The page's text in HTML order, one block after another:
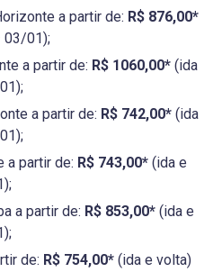
a partir de: R$ 876,00*
03/01);
a partir de: R$ 1060,00* (ida
a partir de: R$ 742,00* (ida
a partir de: R$ 743,00* (ida e
a partir de: R$ 853,00* (ida e
de: R$ 754,00* (ida e volta)